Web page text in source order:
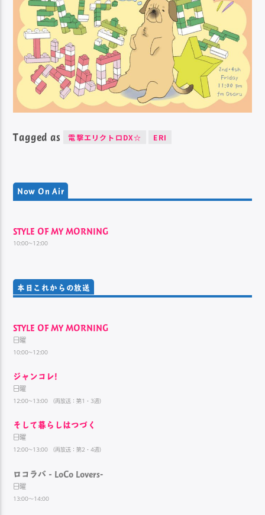
ー
ヤ
ー
Tagged as 電撃エリクトロDX☆ ERI
Now On Air
STYLE OF MY MORNING
10:00~12:00
本日これからの放送
STYLE OF MY MORNING
日曜
10:00~12:00
ジャンコレ!
日曜
12:00~13:00 （再放送：第1・3週）
そして暮らしはつづく
日曜
12:00~13:00 （再放送：第2・4週）
ロコラバ‐LoCo Lovers-
日曜
13:00～14:00